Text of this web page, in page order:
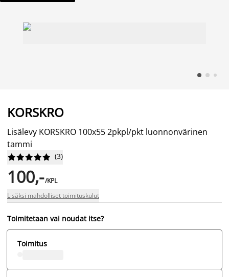
KORSKRO
Lisälevy KORSKRO 100x55 2pkpl/pkt luonnonvärinen
tammi





 (3)
100,-/KPL
Lisäksi mahdolliset toimituskulut
Toimitetaan vai noudat itse?
Toimitus